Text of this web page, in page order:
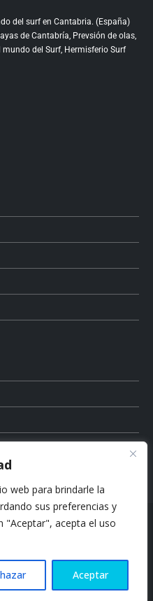
web para brindarle la
sus preferencias y
"Aceptar", acepta el uso
Aceptar
del surf en Cantabria. (España)
de Cantabría, Prevsión de olas,
del Surf, Hermisferio Surf
Reserved.